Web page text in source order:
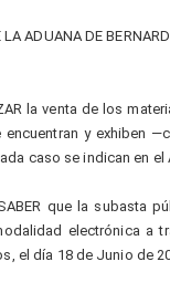
ADUANA DE
la venta de los
y exhiben
caso se indican en el
SABER que la
electrónica
el día 18 de Junio de